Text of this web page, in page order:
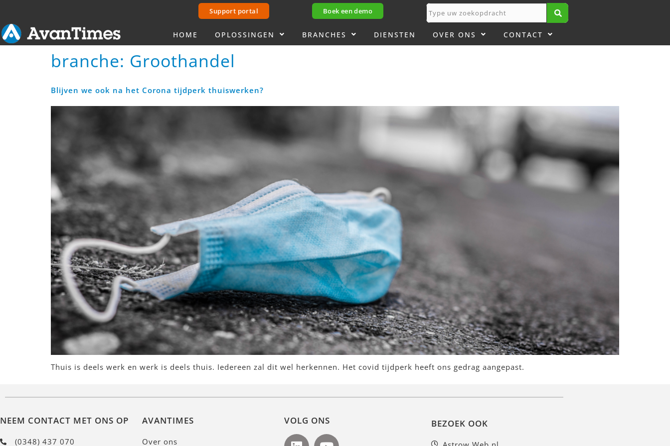
Support portal Boek een demo
HOME OPLOSSINGEN BRANCHES DIENSTEN OVER ONS CONTACT
branche: Groothandel
Blijven we ook na het Corona tijdperk thuiswerken?
Thuis is deels werk en werk is deels thuis. Iedereen zal dit wel herkennen. Het covid tijdperk heeft ons gedrag aangepast.
NEEM CONTACT MET ONS OP
(0348) 437 070
AVANTIMES
Over ons
VOLG ONS BEZOEK OOK